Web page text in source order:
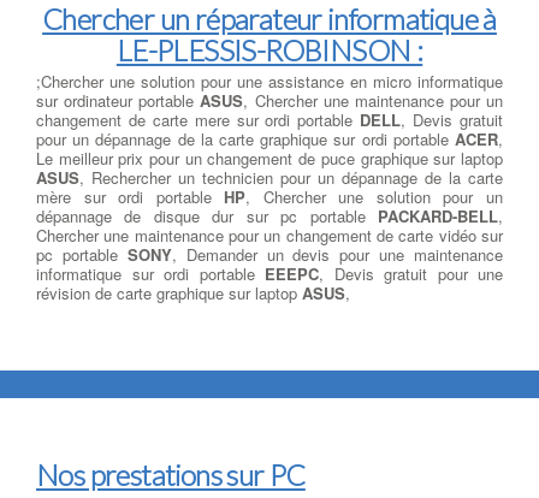
Chercher un réparateur informatique à
LE-PLESSIS-ROBINSON :
;Chercher une solution pour une assistance en micro informatique
sur ordinateur portableASUS, Chercher une maintenance pour un
changement de carte mere sur ordi portable DELL, Devis gratuit
pour un dépannage de la carte graphique sur ordi portable ACER,
Le meilleur prix pour un changement de puce graphique sur laptop
ASUS, Rechercher un technicien pour un dépannage de la carte
mère sur ordi portable HP, Chercher une solution pour un
dépannage de disque dur sur pc portable PACKARD-BELL,
Chercher une maintenance pour un changement de carte vidéo sur
pc portable SONY, Demander un devis pour une maintenance
informatique sur ordi portable EEEPC, Devis gratuit pour une
révision de carte graphique sur laptop ASUS,
Nos prestations sur PC